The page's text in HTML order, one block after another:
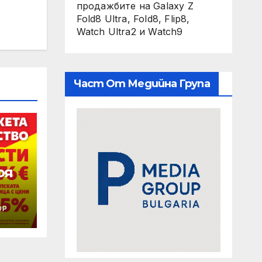
продажбите на Galaxy Z
Fold8 Ultra, Fold8, Flip8,
Watch Ultra2 и Watch9
Част От Медийна Група